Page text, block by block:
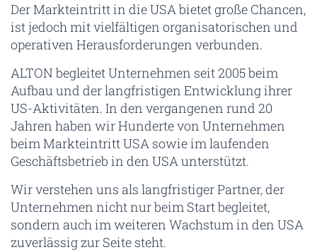
Der Markteintritt in die USA bietet große Chancen,
ist jedoch mit vielfältigen organisatorischen und
operativen Herausforderungen verbunden.
ALTON begleitet Unternehmen seit 2005 beim
Aufbau und der langfristigen Entwicklung ihrer
US-Aktivitäten. In den vergangenen rund 20
Jahren haben wir Hunderte von Unternehmen
beim Markteintritt USA sowie im laufenden
Geschäftsbetrieb in den USA unterstützt.
Wir verstehen uns als langfristiger Partner, der
Unternehmen nicht nur beim Start begleitet,
sondern auch im weiteren Wachstum in den USA
zuverlässig zur Seite steht.